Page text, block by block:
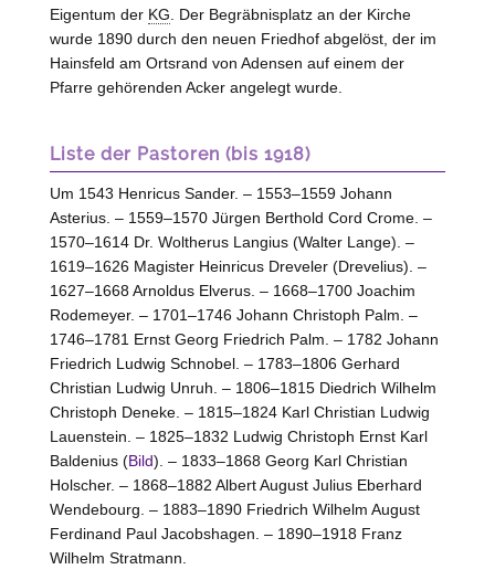
Eigentum der KG. Der Begräbnisplatz an der Kirche
wurde 1890 durch den neuen Friedhof abgelöst, der im
Hainsfeld am Ortsrand von Adensen auf einem der
Pfarre gehörenden Acker angelegt wurde.
Liste der Pastoren (bis 1918)
Um 1543 Henricus Sander. – 1553–1559 Johann
Asterius. – 1559–1570 Jürgen Berthold Cord Crome. –
1570–1614 Dr. Woltherus Langius (Walter Lange). –
1619–1626 Magister Heinricus Dreveler (Drevelius). –
1627–1668 Arnoldus Elverus. – 1668–1700 Joachim
Rodemeyer. – 1701–1746 Johann Christoph Palm. –
1746–1781 Ernst Georg Friedrich Palm. – 1782 Johann
Friedrich Ludwig Schnobel. – 1783–1806 Gerhard
Christian Ludwig Unruh. – 1806–1815 Diedrich Wilhelm
Christoph Deneke. – 1815–1824 Karl Christian Ludwig
Lauenstein. – 1825–1832 Ludwig Christoph Ernst Karl
Baldenius (Bild). – 1833–1868 Georg Karl Christian
Holscher. – 1868–1882 Albert August Julius Eberhard
Wendebourg. – 1883–1890 Friedrich Wilhelm August
Ferdinand Paul Jacobshagen. – 1890–1918 Franz
Wilhelm Stratmann.